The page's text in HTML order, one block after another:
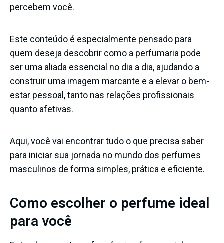
percebem você.
Este conteúdo é especialmente pensado para
quem deseja descobrir como a perfumaria pode
ser uma aliada essencial no dia a dia, ajudando a
construir uma imagem marcante e a elevar o bem-
estar pessoal, tanto nas relações profissionais
quanto afetivas.
Aqui, você vai encontrar tudo o que precisa saber
para iniciar sua jornada no mundo dos perfumes
masculinos de forma simples, prática e eficiente.
Como escolher o perfume ideal
para você